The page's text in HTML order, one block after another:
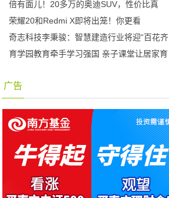
倍有面儿！20多万的奥迪SUV，性价比真
荣耀20和Redmi X即将出笼！你更看
奇志科技李秉骏：智慧建造行业将迎“百花齐
育学园教育牵手学习强国 亲子课堂让居家育
广告